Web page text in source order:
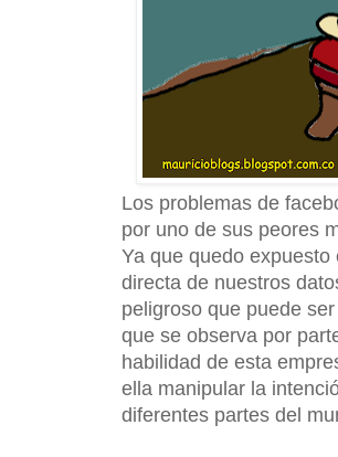
Los problemas de
por uno de sus peores
Ya que quedo
directa de nuestros
peligroso que puede
que se observa por
habilidad de esta
ella manipular la
diferentes partes del